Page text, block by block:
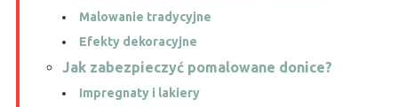
Malowanie tradycyjne
Efekty dekoracyjne
Jak zabezpieczyć pomalowane donice?
Impregnaty i lakiery